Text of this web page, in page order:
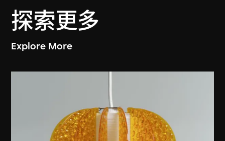
探索更多
Explore More